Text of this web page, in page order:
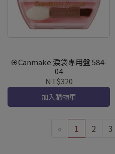
⊕Canmake 淚袋專用盤 584-
04
NT$320
加入購物車
« 1 2 3